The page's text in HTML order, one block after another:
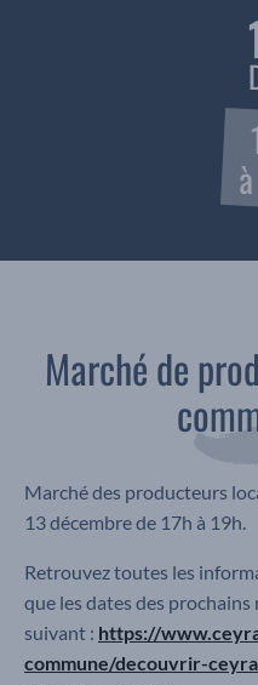
Marché de
Marché des producteurs
13 décembre de 17h à 19h.
Retrouvez toutes les
que les dates des
suivant : https://
commune/decouvrir-